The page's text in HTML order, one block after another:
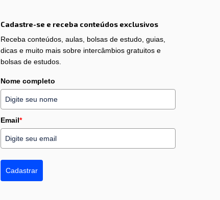
Cadastre-se e receba conteúdos exclusivos
Receba conteúdos, aulas, bolsas de estudo, guias,
dicas e muito mais sobre intercâmbios gratuitos e
bolsas de estudos.
Nome completo
Email*
Cadastrar